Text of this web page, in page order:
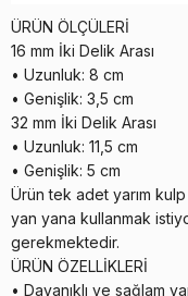
ÜRÜN ÖLÇÜLERİ
16 mm İki Delik Arası
• Uzunluk: 8 cm
• Genişlik: 3,5 cm
32 mm İki Delik Arası
• Uzunluk: 11,5 cm
• Genişlik: 5 cm
Ürün tek adet yarım
yan yana kullanmak
gerekmektedir.
ÜRÜN ÖZELLİKLERİ
• Dayanıklı ve sağlam